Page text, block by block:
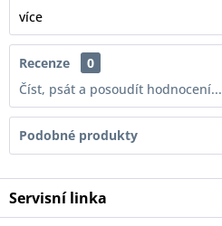
více
Recenze
0
Číst, psát a posoudít hodnocení...
Podobné produkty
Servisní linka